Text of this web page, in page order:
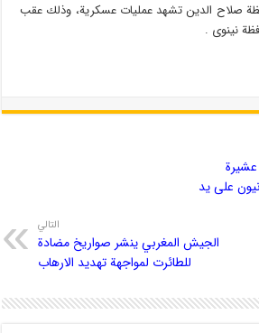
صلاح الدين تشهد عمليات عسكرية، وذلك عقب
نينوى .
عشيرة
على يد
التالي
الجيش المغربي ينشر صواريخ مضادة
للطائرت لمواجهة تهديد الارهاب